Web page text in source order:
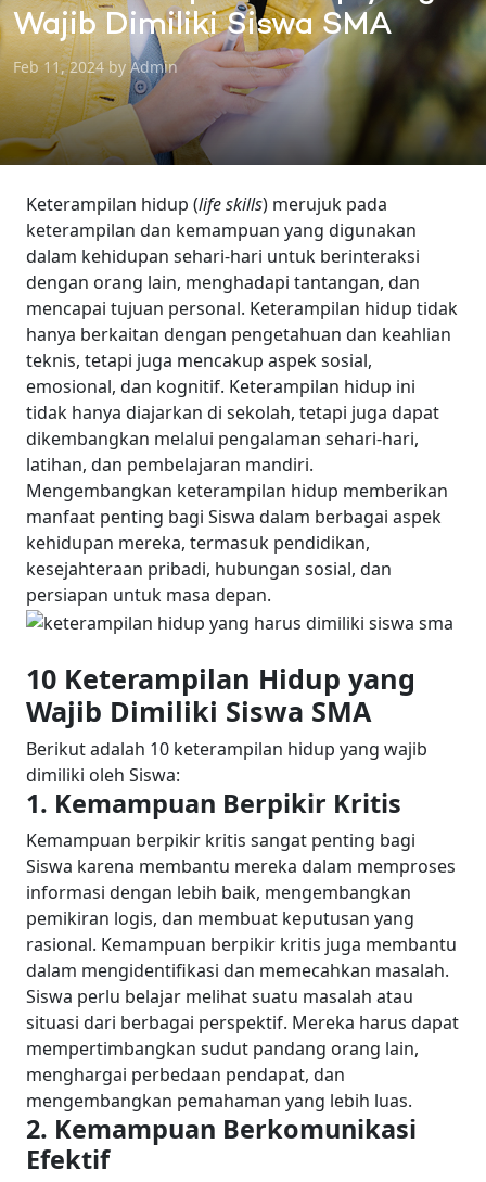
Wajib Dimiliki Siswa SMA
Feb 11, 2024 by Admin
Keterampilan hidup (life skills) merujuk pada
keterampilan dan kemampuan yang digunakan
dalam kehidupan sehari-hari untuk berinteraksi
dengan orang lain, menghadapi tantangan, dan
mencapai tujuan personal. Keterampilan hidup tidak
hanya berkaitan dengan pengetahuan dan keahlian
teknis, tetapi juga mencakup aspek sosial,
emosional, dan kognitif. Keterampilan hidup ini
tidak hanya diajarkan di sekolah, tetapi juga dapat
dikembangkan melalui pengalaman sehari-hari,
latihan, dan pembelajaran mandiri.
Mengembangkan keterampilan hidup memberikan
manfaat penting bagi Siswa dalam berbagai aspek
kehidupan mereka, termasuk pendidikan,
kesejahteraan pribadi, hubungan sosial, dan
persiapan untuk masa depan.
10 Keterampilan Hidup yang
Wajib Dimiliki Siswa SMA
Berikut adalah 10 keterampilan hidup yang wajib
dimiliki oleh Siswa:
1. Kemampuan Berpikir Kritis
Kemampuan berpikir kritis sangat penting bagi
Siswa karena membantu mereka dalam memproses
informasi dengan lebih baik, mengembangkan
pemikiran logis, dan membuat keputusan yang
rasional. Kemampuan berpikir kritis juga membantu
dalam mengidentifikasi dan memecahkan masalah.
Siswa perlu belajar melihat suatu masalah atau
situasi dari berbagai perspektif. Mereka harus dapat
mempertimbangkan sudut pandang orang lain,
menghargai perbedaan pendapat, dan
mengembangkan pemahaman yang lebih luas.
2. Kemampuan Berkomunikasi
Efektif